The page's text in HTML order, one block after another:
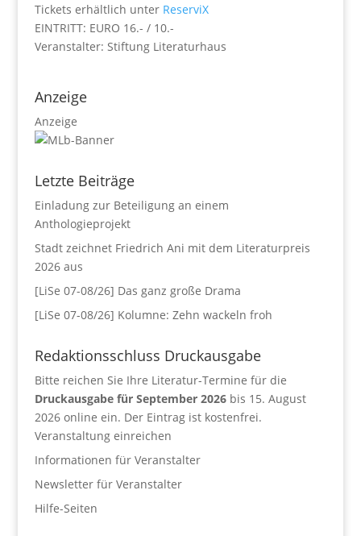
Tickets erhältlich unter ReserviX
EINTRITT: EURO 16.- / 10.-
Veranstalter: Stiftung Literaturhaus
Anzeige
Anzeige
Letzte Beiträge
Einladung zur Beteiligung an einem
Anthologieprojekt
Stadt zeichnet Friedrich Ani mit dem Literaturpreis
2026 aus
[LiSe 07-08/26] Das ganz große Drama
[LiSe 07-08/26] Kolumne: Zehn wackeln froh
Redaktionsschluss Druckausgabe
Bitte reichen Sie Ihre Literatur-Termine für die
Druckausgabe für September 2026bis 15. August
2026 online ein. Der Eintrag ist kostenfrei.
Veranstaltung einreichen
Informationen für Veranstalter
Newsletter für Veranstalter
Hilfe-Seiten